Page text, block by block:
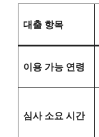
대출 항목
이용 가능 연령
심사 소요 시간